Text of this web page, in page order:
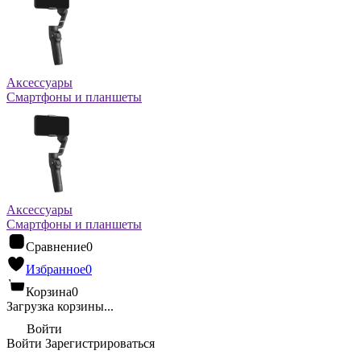
Аксессуары
Смартфоны и планшеты
Аксессуары
Смартфоны и планшеты
Сравнение0
Избранное0
Корзина0
Загрузка корзины...
Войти
Войти Зарегистрироваться